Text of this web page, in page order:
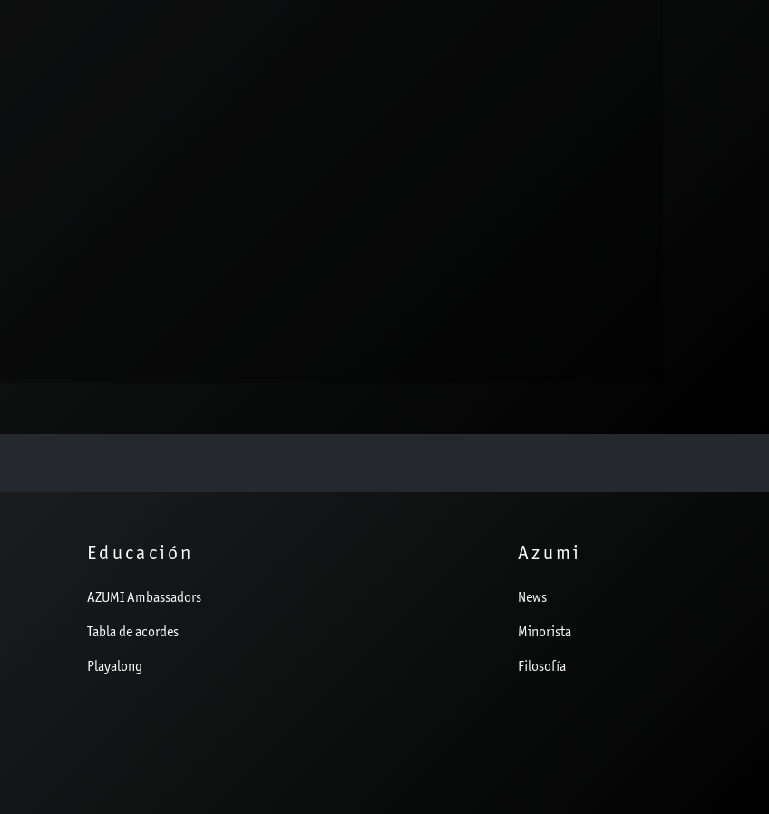
Educación
AZUMI Ambassadors
Tabla de acordes
Playalong
Azumi
News
Minorista
Filosofía